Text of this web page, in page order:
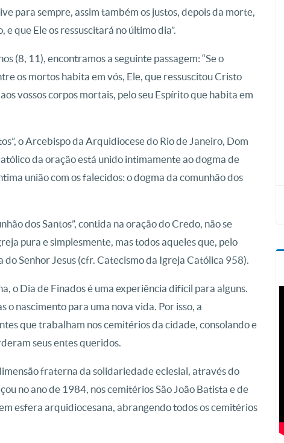
para sempre, assim também os justos, depois da morte,
que Ele os ressuscitará no último dia”.
(8, 11), encontramos a seguinte passagem: “Se o
os mortos habita em vós, Ele, que ressuscitou Cristo
vossos corpos mortais, pelo seu Espírito que habita em
o Arcebispo da Arquidiocese do Rio de Janeiro, Dom
da oração está unido intimamente ao dogma de
união com os falecidos: o dogma da comunhão dos
dos Santos”, contida na oração do Credo, não se
pura e simplesmente, mas todos aqueles que, pelo
Senhor Jesus (cfr. Catecismo da Igreja Católica 958).
o Dia de Finados é uma experiência difícil para alguns.
o nascimento para uma nova vida. Por isso, a
que trabalham nos cemitérios da cidade, consolando e
seus entes queridos.
fraterna da solidariedade eclesial, através do
no ano de 1984, nos cemitérios São João Batista e de
esfera arquidiocesana, abrangendo todos os cemitérios